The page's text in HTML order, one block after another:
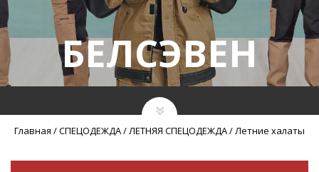
БЕЛСЭВЕН
Главная /СПЕЦОДЕЖДА/ЛЕТНЯЯ СПЕЦОДЕЖДА/Летние халаты